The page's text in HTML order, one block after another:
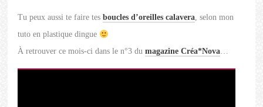
Tu peux aussi te faire tesboucles d’oreilles calavera, selon mon
tuto en plastique dingue
À retrouver ce mois-ci dans le n°3 dumagazine Créa*Nova…